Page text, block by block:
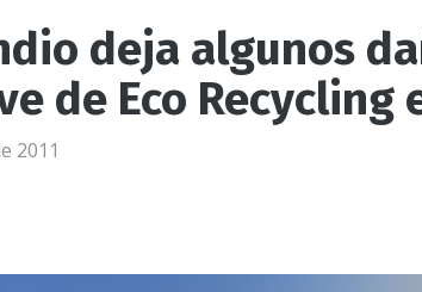
deja algunos
de Eco Recycling
2011